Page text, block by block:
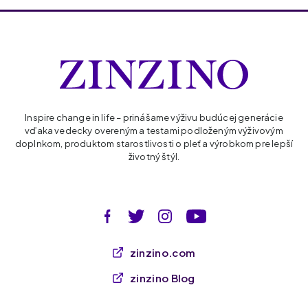
Inspire change in life – prinášame výživu budúcej generácie
vďaka vedecky overeným a testami podloženým výživovým
doplnkom, produktom starostlivosti o pleť a výrobkom pre lepší
životný štýl.
zinzino.com
zinzino Blog